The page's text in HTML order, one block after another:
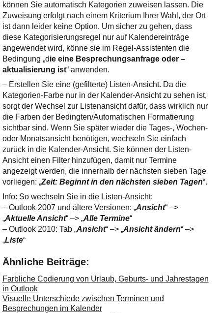
können Sie automatisch Kategorien zuweisen lassen. Die
Zuweisung erfolgt nach einem Kriterium Ihrer Wahl, der Ort
ist dann leider keine Option. Um sicher zu gehen, dass
diese Kategorisierungsregel nur auf Kalendereinträge
angewendet wird, könne sie im Regel-Assistenten die
Bedingung „die eine Besprechungsanfrage oder –
aktualisierung ist“ anwenden.
– Erstellen Sie eine (gefilterte) Listen-Ansicht. Da die
Kategorien-Farbe nur in der Kalender-Ansicht zu sehen ist,
sorgt der Wechsel zur Listenansicht dafür, dass wirklich nur
die Farben der Bedingten/Automatischen Formatierung
sichtbar sind. Wenn Sie später wieder die Tages-, Wochen-
oder Monatsansicht benötigen, wechseln Sie einfach
zurück in die Kalender-Ansicht. Sie können der Listen-
Ansicht einen Filter hinzufügen, damit nur Termine
angezeigt werden, die innerhalb der nächsten sieben Tage
vorliegen: „Zeit: Beginnt in den nächsten sieben Tagen“.
Info: So wechseln Sie in die Listen-Ansicht:
– Outlook 2007 und ältere Versionen: „Ansicht“ –>
„Aktuelle Ansicht“ –> „Alle Termine“
– Outlook 2010: Tab „Ansicht“ –> „Ansicht ändern“ –>
„Liste“
Ähnliche Beiträge:
Farbliche Codierung von Urlaub, Geburts- und Jahrestagen
in Outlook
Visuelle Unterschiede zwischen Terminen und
Besprechungen im Kalender